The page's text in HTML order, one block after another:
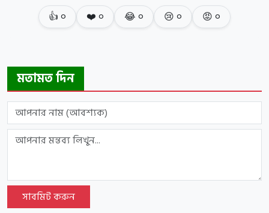
👍০ ❤️০ 😂০ 😢০ 😡০
মতামত দিন
সাবমিট করুন